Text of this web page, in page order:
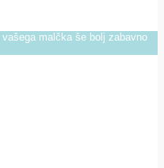
malčka še bolj zabavno